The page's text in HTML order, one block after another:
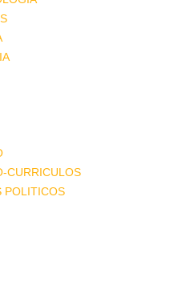
CURRICULOS
POLITICOS